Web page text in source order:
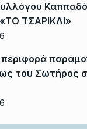
ΤΣΑΡΙΚΛΙ»
του Σωτήρος